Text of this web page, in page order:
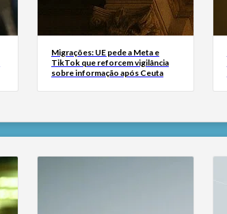
Migrações: UE pede a Meta e
TikTok que reforcem vigilância
sobre informação após Ceuta